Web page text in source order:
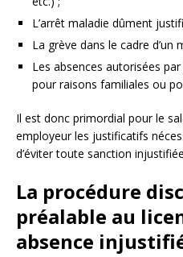
L’arrêt maladie dûment
La grève dans le cadre
Les absences autorisées
pour raisons familiales ou
Il est donc primordial pour le
employeur les justificatifs
d’éviter toute sanction
La procédure
préalable au
absence